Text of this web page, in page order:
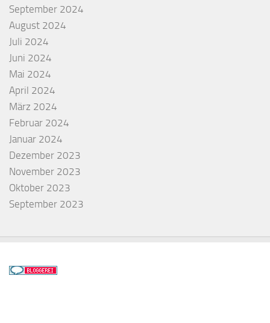
September 2024
August 2024
Juli 2024
Juni 2024
Mai 2024
April 2024
März 2024
Februar 2024
Januar 2024
Dezember 2023
November 2023
Oktober 2023
September 2023